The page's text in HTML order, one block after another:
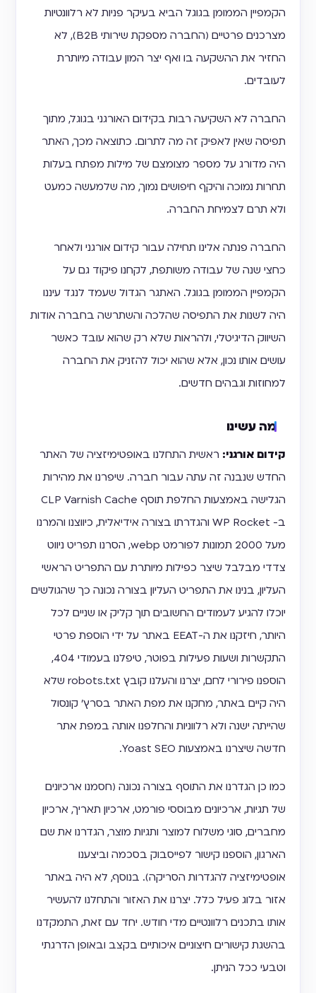
הקמפיין הממומן בגוגל הביא בעיקר פניות לא רלוונטיות
מצרכנים פרטיים (החברה מספקת שירותי B2B), לא
החזיר את ההשקעה בו ואף יצר המון עבודה מיותרת
לעובדים.
החברה לא השקיעה רבות בקידום האורגני בגוגל, מתוך
תפיסה שאין לאפיק זה מה לתרום. כתוצאה מכך, האתר
היה מדורג על מספר מצומצם של מילות מפתח בעלות
תחרות נמוכה והיקף חיפושים נמוך, מה שלמעשה כמעט
ולא תרם לצמיחת החברה.
החברה פנתה אלינו תחילה עבור קידום אורגני ולאחר
כחצי שנה של עבודה משותפת, לקחנו פיקוד גם על
הקמפיין הממומן בגוגל. האתגר הגדול שעמד לנגד עיננו
היה לשנות את התפיסה שהלכה והשתרשה בחברה אודות
השיווק הדיגיטלי, ולהראות שלא רק שהוא עובד כאשר
עושים אותו נכון, אלא שהוא יכול להזניק את החברה
למחוזות וגבהים חדשים.
מה עשינו
קידום אורגני: ראשית התחלנו באופטימיזציה של האתר
החדש שנבנה זה עתה עבור חברה. שיפרנו את מהירות
הגלישה באמצעות החלפת תוסף CLP Varnish Cache
ב- WP Rocket והגדרתו בצורה אידיאלית, כיווצנו והמרנו
מעל 2000 תמונות לפורמט webp, הסרנו תפריט ניווט
צדדי מבלבל שיצר כפילות מיותרת עם התפריט הראשי
העליון, בנינו את התפריט העליון בצורה נכונה כך שהגולשים
יוכלו להגיע לעמודים החשובים תוך קליק או שניים לכל
היותר, חיזקנו את ה-EEAT באתר על ידי הוספת פרטי
התקשרות ושעות פעילות בפוטר, טיפלנו בעמודי 404,
הוספנו פירורי לחם, יצרנו והעלנו קובץ robots.txt שלא
היה קיים באתר, מחקנו את מפת האתר בסרץ׳ קונסול
שהייתה ישנה ולא רלווניות והחלפנו אותה במפת אתר
חדשה שיצרנו באמצעות Yoast SEO.
כמו כן הגדרנו את התוסף בצורה נכונה (חסמנו ארכיונים
של תגיות, ארכיונים מבוססי פורמט, ארכיון תאריך, ארכיון
מחברים, סוגי משלוח למוצר ותגיות מוצר, הגדרנו את שם
הארגון, הוספנו קישור לפייסבוק בסכמה וביצענו
אופטימיזציה להגדרות הסריקה). בנוסף, לא היה באתר
אזור בלוג פעיל כלל. יצרנו את האזור והתחלנו להעשיר
אותו בתכנים רלוונטיים מדי חודש. יחד עם זאת, התמקדנו
בהשגת קישורים חיצוניים איכותיים בקצב ובאופן הדרגתי
וטבעי ככל הניתן.